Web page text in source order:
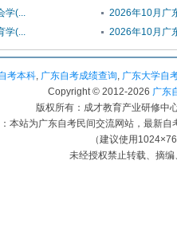
学(...
2026年10月广
学(...
2026年10月广
考本科, 广东自考成绩查询, 广东大学自
Copyright © 2012-2026 广东
版权所有：成才教育产业研修中
本站为广东自考民间交流网站，最新
（建议使用
未经授权禁止转载、摘